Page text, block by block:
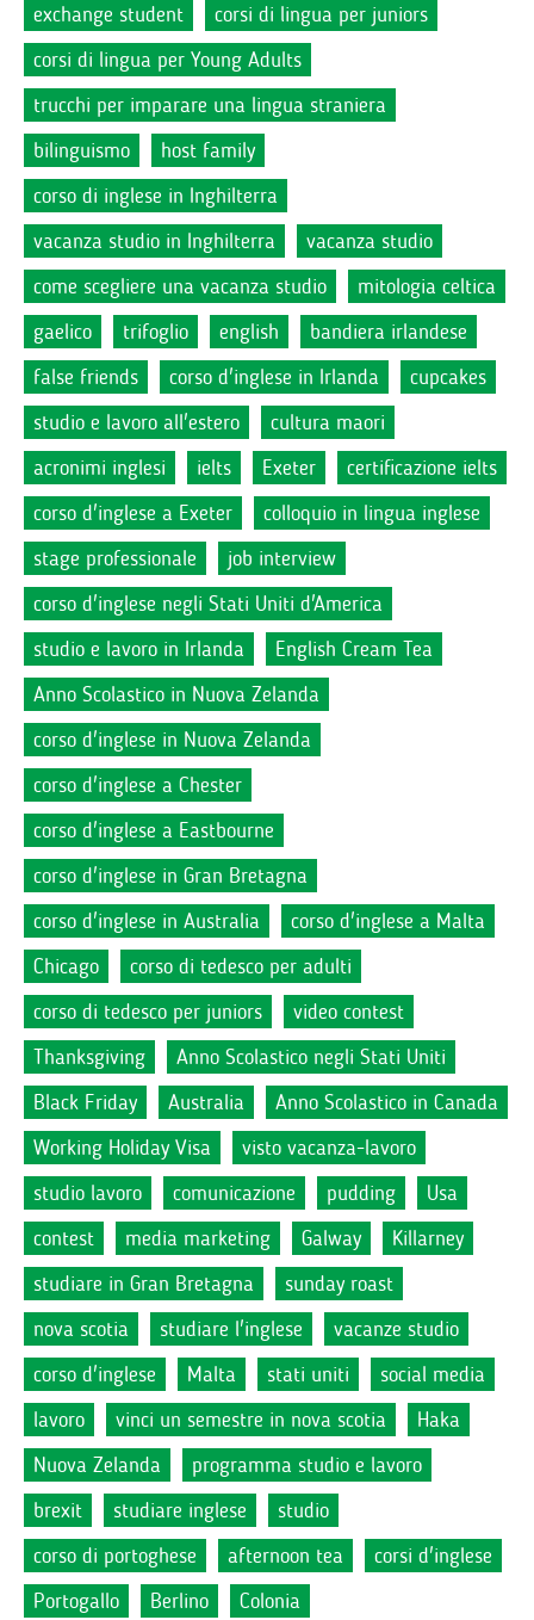
exchange student
corsi di lingua per juniors
corsi di lingua per Young Adults
trucchi per imparare una lingua straniera
bilinguismo
host family
corso di inglese in Inghilterra
vacanza studio in Inghilterra
vacanza studio
come scegliere una vacanza studio
mitologia celtica
gaelico
trifoglio english
bandiera irlandese
false friends
corso d'inglese in Irlanda
cupcakes
studio e lavoro all'estero
cultura maori
acronimi inglesi
ielts Exeter
certificazione ielts
corso d'inglese a Exeter
colloquio in lingua inglese
stage professionale
job interview
corso d'inglese negli Stati Uniti d'America
studio e lavoro in Irlanda
English Cream Tea
Anno Scolastico in Nuova Zelanda
corso d'inglese in Nuova Zelanda
corso d'inglese a Chester
corso d'inglese a Eastbourne
corso d'inglese in Gran Bretagna
corso d'inglese in Australia
corso d'inglese a Malta
Chicago
corso di tedesco per adulti
corso di tedesco per juniors
video contest
Thanksgiving
Anno Scolastico negli Stati Uniti
Black Friday
Australia
Anno Scolastico in Canada
Working Holiday Visa
visto vacanza-lavoro
studio lavoro
comunicazione pudding
Usa
contest
media marketing Galway
Killarney
studiare in Gran Bretagna
sunday roast
nova scotia
studiare l'inglese
vacanze studio
corso d'inglese
Malta stati uniti
social media
lavoro
vinci un semestre in nova scotia
Haka
Nuova Zelanda
programma studio e lavoro
brexit
studiare inglese
studio
corso di portoghese
afternoon tea
corsi d'inglese
Portogallo
Berlino Colonia